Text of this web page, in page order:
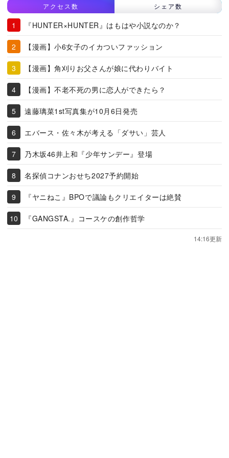
アクセス数 シェア数
『HUNTER×HUNTER』はもはや小説なのか？
【漫画】小6女子のイカついファッション
【漫画】角刈りお父さんが娘に代わりバイト
【漫画】不老不死の男に恋人ができたら？
遠藤璃菜1st写真集が10月6日発売
エバース・佐々木が考える「ダサい」芸人
乃木坂46井上和『少年サンデー』登場
名探偵コナンおせち2027予約開始
『ヤニねこ』BPOで議論もクリエイターは絶賛
『GANGSTA.』コースケの創作哲学
14:16更新